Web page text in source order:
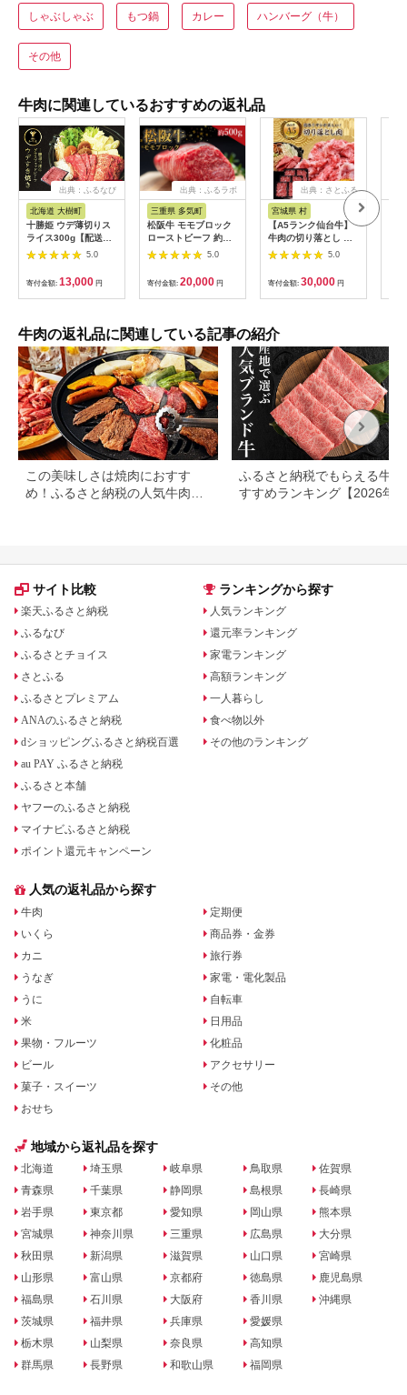
しゃぶしゃぶ もつ鍋 カレー ハンバーグ（牛）
その他
牛肉に関連しているおすすめの返礼品
出典：ふるなび
北海道 大樹町
十勝姫 ウデ薄切りス
ライス300g【配送不
可地域：離島】
【1397674】
5.0
寄付金額: 13,000 円
出典：ふるラボ
三重県 多気町
松阪牛 モモブロック
ローストビーフ 約
500g 国産牛 和牛 ブ
ランド牛 JGAP家
畜・畜産物 農場
HACCP認証農場 牛肉
肉 高級 人気 おすすめ
日本三大和牛 松阪 松
坂牛 松坂 モモ ビーフ
シチュー カレー 霜降
り 三重県 多気町 SS-
32
5.0
寄付金額: 20,000 円
出典：さとふる
宮城県 村
【A5ランク仙台牛】
牛肉の切り落とし 合
計1.8kg(300g×6) 小
分けで使い勝手も◎
5.0
寄付金額: 30,000 円
牛肉の返礼品に関連している記事の紹介
この美味しさは焼肉におすす
め！ふるさと納税の人気牛肉還
ふるさと納税でもらえる牛肉
すすめランキング【2026年
サイト比較
楽天ふるさと納税
ふるなび
ふるさとチョイス
さとふる
ふるさとプレミアム
ANAのふるさと納税
dショッピングふるさと納税百選
au PAY ふるさと納税
ふるさと本舗
ヤフーのふるさと納税
マイナビふるさと納税
ポイント還元キャンペーン
ランキングから探す
人気ランキング
還元率ランキング
家電ランキング
高額ランキング
一人暮らし
食べ物以外
その他のランキング
人気の返礼品から探す
牛肉
いくら
カニ
うなぎ
うに
米
果物・フルーツ
ビール
菓子・スイーツ
おせち
定期便
商品券・金券
旅行券
家電・電化製品
自転車
日用品
化粧品
アクセサリー
その他
地域から返礼品を探す
北海道
青森県
岩手県
宮城県
秋田県
山形県
福島県
茨城県
栃木県
群馬県
埼玉県
千葉県
東京都
神奈川県
新潟県
富山県
石川県
福井県
山梨県
長野県
岐阜県
静岡県
愛知県
三重県
滋賀県
京都府
大阪府
兵庫県
奈良県
和歌山県
鳥取県
島根県
岡山県
広島県
山口県
徳島県
香川県
愛媛県
高知県
福岡県
佐賀県
長崎県
熊本県
大分県
宮崎県
鹿児島県
沖縄県